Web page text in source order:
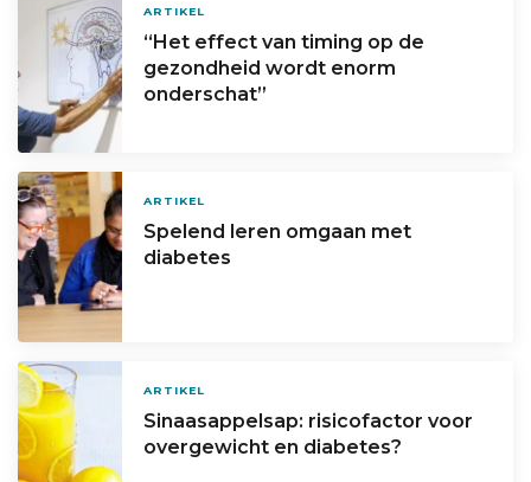
ARTIKEL
“Het effect van timing op de
gezondheid wordt enorm
onderschat”
ARTIKEL
Spelend leren omgaan met
diabetes
ARTIKEL
Sinaasappelsap: risicofactor voor
overgewicht en diabetes?